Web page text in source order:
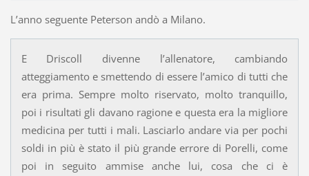
L’anno seguente Peterson andò a Milano.
E Driscoll divenne l’allenatore, cambiando
atteggiamento e smettendo di essere l’amico di tutti che
era prima. Sempre molto riservato, molto tranquillo,
poi i risultati gli davano ragione e questa era la migliore
medicina per tutti i mali. Lasciarlo andare via per pochi
soldi in più è stato il più grande errore di Porelli, come
poi in seguito ammise anche lui, cosa che ci è